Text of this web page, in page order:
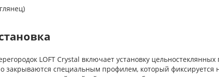
LOFT Crystal включает установку
закрываются специальным профилем, который фиксируется